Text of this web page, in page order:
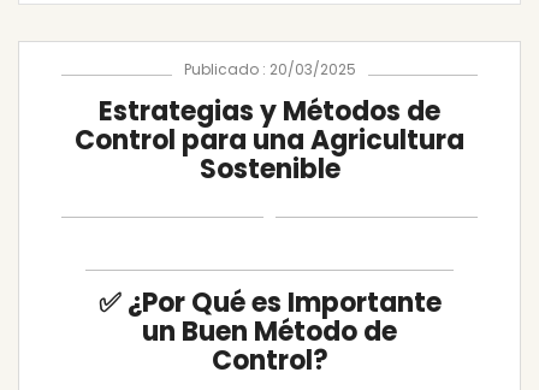
Publicado : 20/03/2025
Estrategias y Métodos de
Control para una Agricultura
Sostenible
✅ ¿Por Qué es Importante
un Buen Método de
Control?